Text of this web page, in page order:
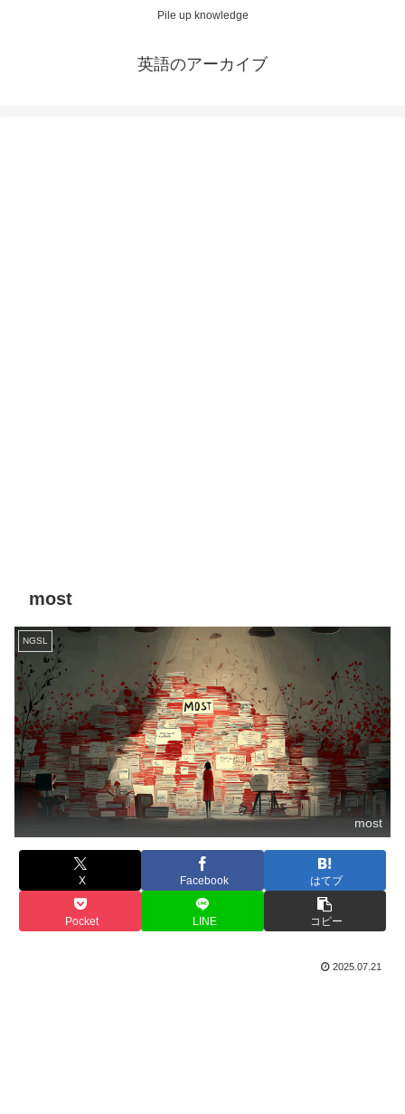
Pile up knowledge
英語のアーカイブ
most
NGSL
most
X Facebook はてブ
Pocket LINE コピー
2025.07.21